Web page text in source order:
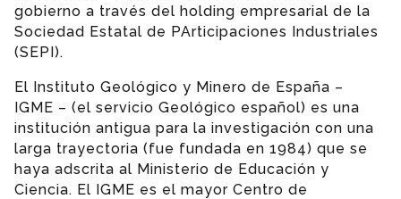
gobierno a través del holding empresarial de la
Sociedad Estatal de PArticipaciones Industriales
(SEPI).
El Instituto Geológico y Minero de España –
IGME – (el servicio Geológico español) es una
institución antigua para la investigación con una
larga trayectoria (fue fundada en 1984) que se
haya adscrita al Ministerio de Educación y
Ciencia. El IGME es el mayor Centro de